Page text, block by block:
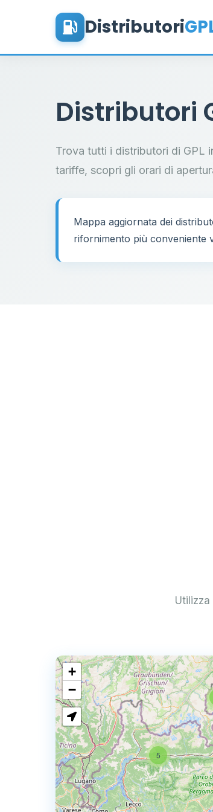
Distributori
Distributori
Trova tutti i distributori di GPL
tariffe, scopri gli orari di
Mappa aggiornata dei
rifornimento più conveniente
5
+
−